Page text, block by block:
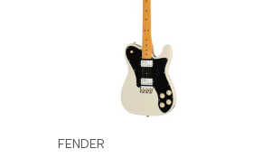
sesión
sesión
Vista
Proveedor:
FENDER